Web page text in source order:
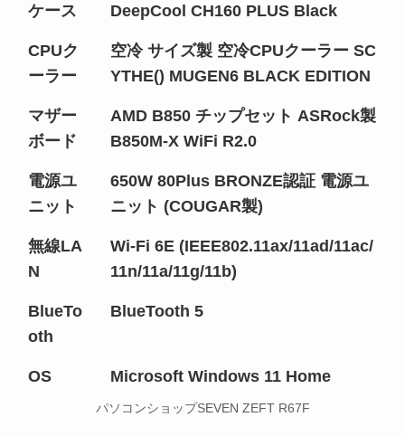
ケース DeepCool CH160 PLUS Black
CPUク
ーラー
空冷 サイズ製 空冷CPUクーラー SC
YTHE() MUGEN6 BLACK EDITION
マザー
ボード
AMD B850 チップセット ASRock製
B850M-X WiFi R2.0
電源ユ
ニット
650W 80Plus BRONZE認証 電源ユ
ニット (COUGAR製)
無線LA
N
Wi-Fi 6E (IEEE802.11ax/11ad/11ac/
11n/11a/11g/11b)
BlueTo
oth
BlueTooth 5
OS Microsoft Windows 11 Home
パソコンショップSEVEN ZEFT R67F